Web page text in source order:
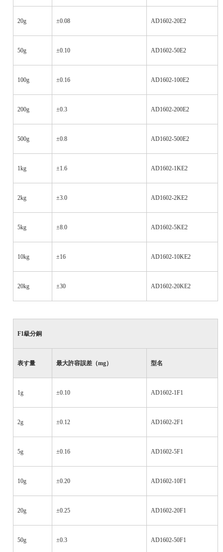
20g ±0.08 AD1602-20E2
50g ±0.10 AD1602-50E2
100g ±0.16 AD1602-100E2
200g ±0.3 AD1602-200E2
500g ±0.8 AD1602-500E2
1kg ±1.6 AD1602-1KE2
2kg ±3.0 AD1602-2KE2
5kg ±8.0 AD1602-5KE2
10kg ±16 AD1602-10KE2
20kg ±30 AD1602-20KE2
F1級分銅
表す量 最大許容誤差（mg） 型名
1g ±0.10 AD1602-1F1
2g ±0.12 AD1602-2F1
5g ±0.16 AD1602-5F1
10g ±0.20 AD1602-10F1
20g ±0.25 AD1602-20F1
50g ±0.3 AD1602-50F1